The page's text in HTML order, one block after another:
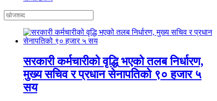
सरकारी कर्मचारीको वृद्धि भएको तलब निर्धारण,
मुख्य सचिव र प्रधान सेनापतिको ९० हजार ५
सय